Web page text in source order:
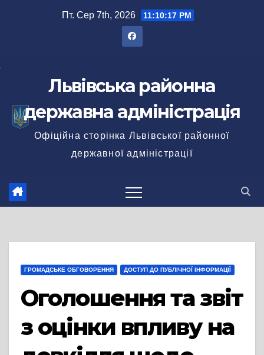
Пт. Сер 7th, 2026 11:10:18 PM
Львівська районна
державна адміністрація
Офіційна сторінка Львівської районної
державної адміністрації
ГРОМАДСЬКЕ ОБГОВОРЕННЯ ДОСТУП ДО ПУБЛІЧНОЇ ІНФОРМАЦІЇ
Оголошення та звіт
з оцінки впливу на